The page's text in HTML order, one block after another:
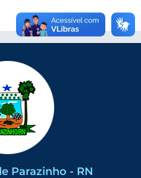
Parazinho - RN